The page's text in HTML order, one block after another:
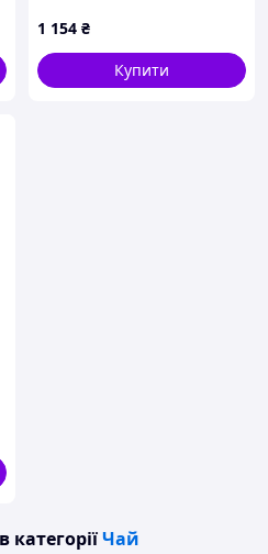
1 154 ₴
Купити
в категоріїЧай